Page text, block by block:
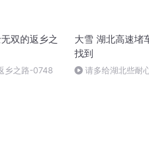
无双的返乡之
乡之路-0748
大雪 湖北高速堵
找到
请多给湖北些耐